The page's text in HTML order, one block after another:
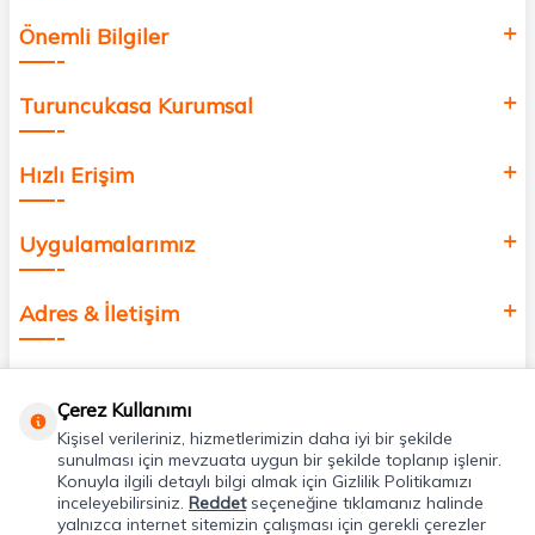
Önemli Bilgiler
Turuncukasa Kurumsal
Hızlı Erişim
Uygulamalarımız
Adres & İletişim
Çerez Kullanımı
Kişisel verileriniz, hizmetlerimizin daha iyi bir şekilde
sunulması için mevzuata uygun bir şekilde toplanıp işlenir.
Konuyla ilgili detaylı bilgi almak için Gizlilik Politikamızı
inceleyebilirsiniz. Reddetseçeneğine tıklamanız halinde
yalnızca internet sitemizin çalışması için gerekli çerezler